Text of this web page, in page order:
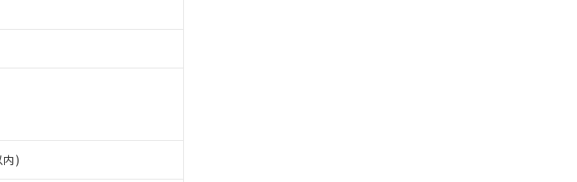
)
れた部品リストについて、当社および当社の共同利用者
利用に関して"
の「1.共同利用者の範囲」に記載されて
きます。
、過去に遡って非含有を証明するものではありません。
対応では、対応完了までの期間は出荷製品に未対応品が
ました。
開していない機種